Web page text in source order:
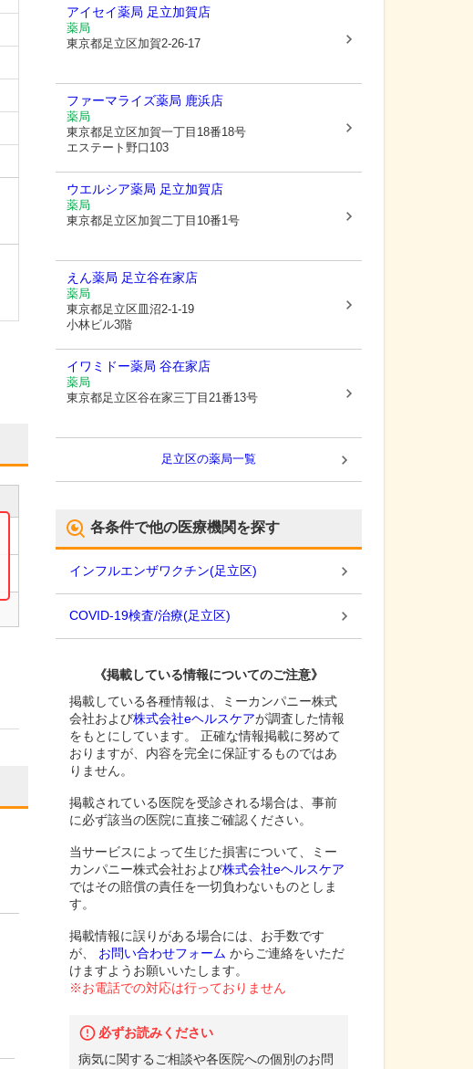
アイセイ薬局 足立加賀店
薬局
東京都足立区加賀2-26-17
ファーマライズ薬局 鹿浜店
薬局
東京都足立区加賀一丁目18番18号
エステート野口103
ウエルシア薬局 足立加賀店
薬局
東京都足立区加賀二丁目10番1号
えん薬局 足立谷在家店
薬局
東京都足立区皿沼2-1-19
小林ビル3階
イワミドー薬局 谷在家店
薬局
東京都足立区谷在家三丁目21番13号
足立区の薬局一覧
各条件で他の医療機関を探す
インフルエンザワクチン(足立区)
COVID-19検査/治療(足立区)
《掲載している情報についてのご注意》
掲載している各種情報は、ミーカンパニー株式
会社および株式会社eヘルスケアが調査した情報
をもとにしています。 正確な情報掲載に努めて
おりますが、内容を完全に保証するものではあ
りません。
掲載されている医院を受診される場合は、事前
に必ず該当の医院に直接ご確認ください。
当サービスによって生じた損害について、ミー
カンパニー株式会社および株式会社eヘルスケア
ではその賠償の責任を一切負わないものとしま
す。
掲載情報に誤りがある場合には、お手数です
が、
お問い合わせフォーム からご連絡をいただ
けますようお願いいたします。
※お電話での対応は行っておりません
必ずお読みください
病気に関するご相談や各医院への個別のお問